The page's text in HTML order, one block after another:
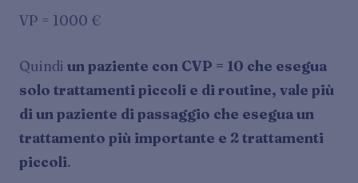
VP = 1000 €
Quindi un paziente con CVP = 10 che esegua
solo trattamenti piccoli e di routine, vale più
di un paziente di passaggio che esegua un
trattamento più importante e 2 trattamenti
piccoli.